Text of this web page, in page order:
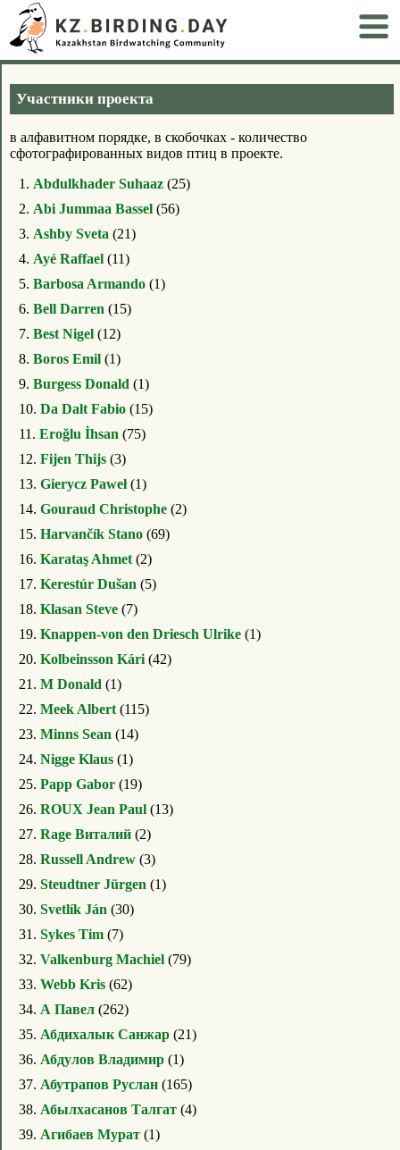
Участники проекта
в алфавитном порядке, в скобочках - количество
сфотографированных видов птиц в проекте.
1. Abdulkhader Suhaaz (25)
2. Abi Jummaa Bassel (56)
3. Ashby Sveta (21)
4. Ayé Raffael (11)
5. Barbosa Armando (1)
6. Bell Darren (15)
7. Best Nigel (12)
8. Boros Emil (1)
9. Burgess Donald (1)
10. Da Dalt Fabio (15)
11. Eroğlu İhsan (75)
12. Fijen Thijs (3)
13. Gierycz Paweł(1)
14. Gouraud Christophe (2)
15. Harvančík Stano (69)
16. Karataş Ahmet (2)
17. Kerestúr Dušan (5)
18. Klasan Steve (7)
19. Knappen-von den Driesch Ulrike (1)
20. Kolbeinsson Kári (42)
21. M Donald (1)
22. Meek Albert (115)
23. Minns Sean (14)
24. Nigge Klaus (1)
25. Papp Gabor (19)
26. ROUX Jean Paul (13)
27. Rage Виталий (2)
28. Russell Andrew (3)
29. Steudtner Jürgen (1)
30. Svetlík Ján (30)
31. Sykes Tim (7)
32. Valkenburg Machiel (79)
33. Webb Kris (62)
34. А Павел (262)
35. Абдихалык Санжар (21)
36. Абдулов Владимир (1)
37. Абутрапов Руслан (165)
38. Абылхасанов Талгат (4)
39. Агибаев Мурат (1)